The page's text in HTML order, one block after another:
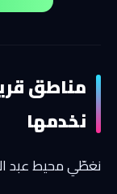
مناطق
نخدمها
نغطّي محيط عبد